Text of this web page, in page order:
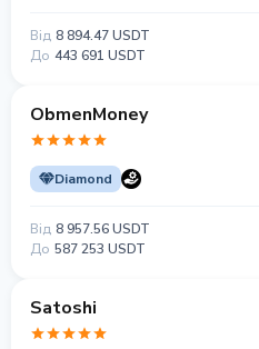
Від 8 894.47 USDT
До 443 691 USDT
ObmenMoney
Diamond
Від 8 957.56 USDT
До 587 253 USDT
Satoshi